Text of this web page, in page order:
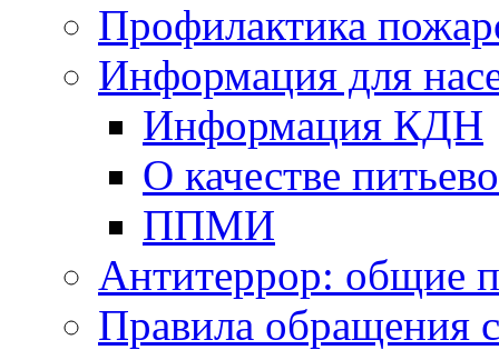
Профилактика
Информация для
Информация КДН
О качестве
ППМИ
Антитеррор: общие
Правила обращения